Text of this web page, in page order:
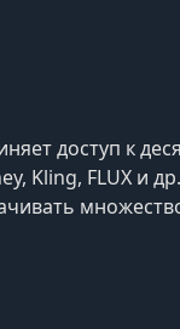
доступ к
Kling, FLUX и
Telegram-